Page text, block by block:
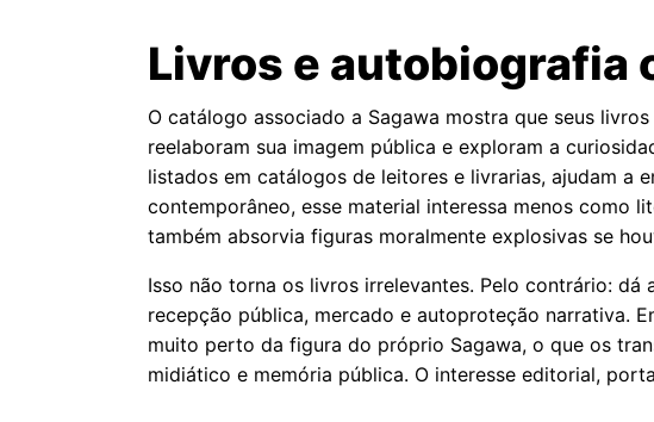
Livros e autobiografia
O catálogo associado a Sagawa mostra que seus
reelaboram sua imagem pública e exploram a
listados em catálogos de leitores e livrarias, ajudam a
contemporâneo, esse material interessa menos como
também absorvia figuras moralmente explosivas se
Isso não torna os livros irrelevantes. Pelo contrário:
recepção pública, mercado e autoproteção narrativa.
muito perto da figura do próprio Sagawa, o que os
midiático e memória pública. O interesse editorial,